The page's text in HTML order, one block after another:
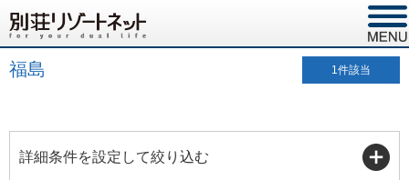
福島 1件該当
詳細条件を設定して絞り込む